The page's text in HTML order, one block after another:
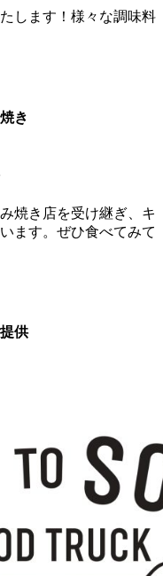
します！様々な調味料
き
焼き店を受け継ぎ、キ
ます。ぜひ食べてみて
供